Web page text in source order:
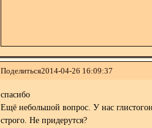
Поделиться2014-04-26 16:09:37
спасибо
Ещё небольшой вопрос. У нас
строго. Не придерутся?